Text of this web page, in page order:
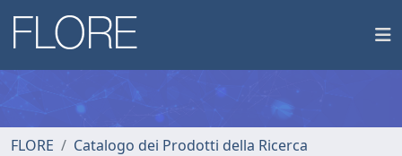
FLORE
Catalogo dei Prodotti della Ricerca